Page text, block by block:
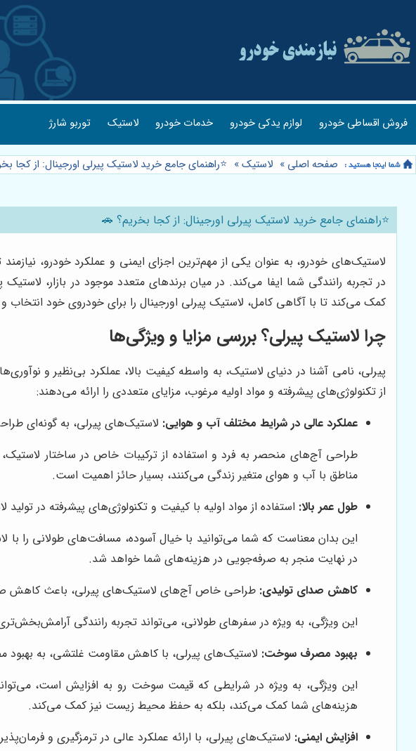
فروش اقساطی خودرو لوازم یدکی خودرو خدمات خودرو لاستیک توربو شارژ
صفحه اصلی » لاستیک» ⭐️راهنمای جامع خرید لاستیک پیرلی اورجینال: از کجا
⭐️راهنمای جامع خرید لاستیک پیرلی اورجینال: از کجا بخریم؟ 🚗
لاستیک‌های خودرو، به عنوان یکی از مهم‌ترین اجزای ایمنی و عملکرد خودرو،
در تجربه رانندگی شما ایفا می‌کند. در میان برندهای متعدد موجود در بازار،
کمک می‌کند تا با آگاهی کامل، لاستیک پیرلی اورجینال را برای خودروی خود انتخاب
چرا لاستیک پیرلی؟ بررسی مزایا و ویژگی‌ها
پیرلی، نامی آشنا در دنیای لاستیک، به واسطه کیفیت بالا، عملکرد بی‌نظیر و
از تکنولوژی‌های پیشرفته و مواد اولیه مرغوب، مزایای متعددی را ارائه می‌دهند:
عملکرد عالی در شرایط مختلف آب و هوایی: لاستیک‌های پیرلی، به گونه‌ای
طراحی آج‌های منحصر به فرد و استفاده از ترکیبات خاص در ساختار
مناطق با آب و هوای متغیر زندگی می‌کنند، بسیار حائز اهمیت است.
طول عمر بالا: استفاده از مواد اولیه با کیفیت و تکنولوژی‌های پیشرفته در
این بدان معناست که شما می‌توانید با خیال آسوده، مسافت‌های طولانی را
در نهایت منجر به صرفه‌جویی در هزینه‌های شما خواهد شد.
کاهش صدای تولیدی: طراحی خاص آج‌های لاستیک‌های پیرلی، باعث کاهش
این ویژگی، به ویژه در سفرهای طولانی، می‌تواند تجربه رانندگی
بهبود مصرف سوخت: لاستیک‌های پیرلی، با کاهش مقاومت غلتشی، به
این ویژگی، به ویژه در شرایطی که قیمت سوخت رو به افزایش است،
هزینه‌های شما کمک می‌کند، بلکه به حفظ محیط زیست نیز کمک می‌کند.
افزایش ایمنی: لاستیک‌های پیرلی، با ارائه عملکرد عالی در ترمزگیری و